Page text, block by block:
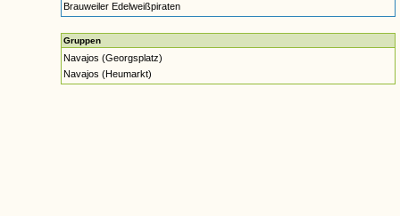
Brauweiler Edelweißpiraten
Gruppen
Navajos (Georgsplatz)
Navajos (Heumarkt)